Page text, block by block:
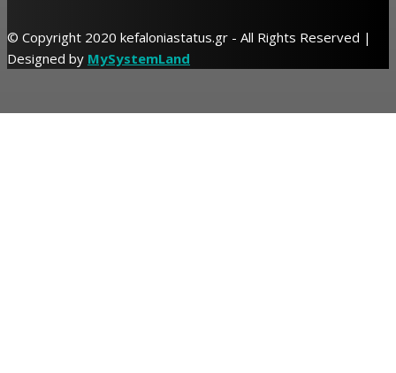
© Copyright 2020 kefaloniastatus.gr - All Rights Reserved |
Designed by MySystemLand